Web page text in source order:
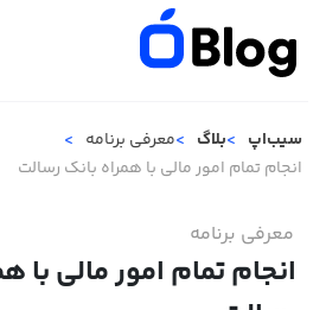
سیب‌اپ بلاگ
معرفی برنامه
انجام تمام امور مالی با همراه بانک رسالت
معرفی برنامه
انجام تمام امور مالی با